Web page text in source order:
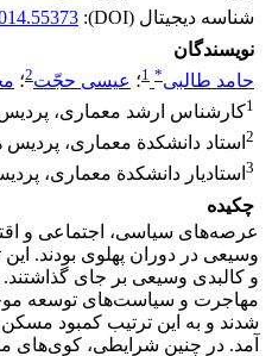
شناسه دیجیتال (DOI):
نویسندگان
حامد طالبی*
1؛ عیسی حجّت2؛
1کارشناس ارشد معماری، پردیس
2 استاد دانشکدة معماری، پردیس
3 استادیار دانشکدة معماری،
چکیده
عرصه‌های سیاسی، اجتماعی و
وسیعی در دوران پهلوی بودند.
و کالبدی وسیعی بر جای گذاشتند.
مهاجرت و سیاست‌های توسعه
شدند و به این ترتیب کمبود مسکن
آمد. در چنین شرایطی، کوی‌های